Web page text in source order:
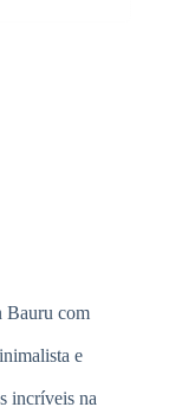
Bauru com
e
incríveis na